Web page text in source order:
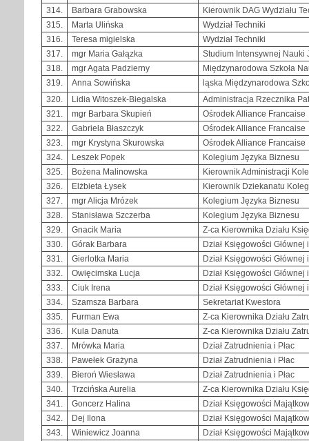
314.
Barbara Grabowska
Kierownik DAG Wydziału
315.
Marta Ulińska
Wydział Techniki
316.
Teresa migielska
Wydział Techniki
317.
mgr Maria Gałązka
Studium Intensywnej Nauki
318.
mgr Agata Padzierny
Międzynarodowa Szkoła
319.
Anna Sowińska
ląska Międzynarodowa
320.
Lidia Witoszek-Biegalska
Administracja Rzecznika
321.
mgr Barbara Skupień
Ośrodek Alliance Francaise
322.
Gabriela Błaszczyk
Ośrodek Alliance Francaise
323.
mgr Krystyna Skurowska
Ośrodek Alliance Francaise
324.
Leszek Popek
Kolegium Języka Biznesu
325.
Bożena Malinowska
Kierownik Administracji
326.
Elżbieta Łysek
Kierownik Dziekanatu
327.
mgr Alicja Mrózek
Kolegium Języka Biznesu
328.
Stanisława Szczerba
Kolegium Języka Biznesu
329.
Gnacik Maria
Z-ca Kierownika Działu
330.
Górak Barbara
Dział Księgowości Głównej
331.
Gierlotka Maria
Dział Księgowości Głównej
332.
Owięcimska Lucja
Dział Księgowości Głównej
333.
Ciuk Irena
Dział Księgowości Głównej
334.
Szamsza Barbara
Sekretariat Kwestora
335.
Furman Ewa
Z-ca Kierownika Działu
336.
Kula Danuta
Z-ca Kierownika Działu
337.
Mrówka Maria
Dział Zatrudnienia i Płac
338.
Pawełek Grażyna
Dział Zatrudnienia i Płac
339.
Bieroń Wiesława
Dział Zatrudnienia i Płac
340.
Trzcińska Aurelia
Z-ca Kierownika Działu
341.
Goncerz Halina
Dział Księgowości
342.
Dej Ilona
Dział Księgowości
343.
Winiewicz Joanna
Dział Księgowości